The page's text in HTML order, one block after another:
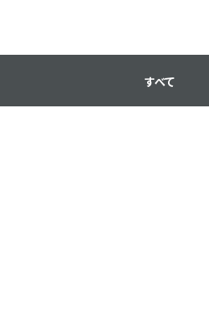
すべて